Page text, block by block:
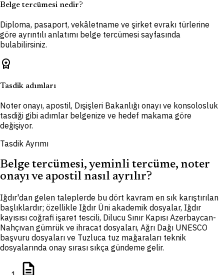
Belge tercümesi nedir?
Diploma, pasaport, vekâletname ve şirket evrakı türlerine
göre ayrıntılı anlatımı belge tercümesi sayfasında
bulabilirsiniz.
workspace_premium
Tasdik adımları
Noter onayı, apostil, Dışişleri Bakanlığı onayı ve konsolosluk
tasdiği gibi adımlar belgenize ve hedef makama göre
değişiyor.
Tasdik Ayrımı
Belge tercümesi, yeminli tercüme, noter
onayı ve apostil nasıl ayrılır?
Iğdır'dan gelen taleplerde bu dört kavram en sık karıştırılan
başlıklardır; özellikle Iğdır Üni akademik dosyalar, Iğdır
kayısısı coğrafi işaret tescili, Dilucu Sınır Kapısı Azerbaycan-
Nahçıvan gümrük ve ihracat dosyaları, Ağrı Dağı UNESCO
başvuru dosyaları ve Tuzluca tuz mağaraları teknik
dosyalarında onay sırası sıkça gündeme gelir.
description